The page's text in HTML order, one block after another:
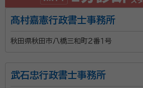
髙村嘉憲行政書士事務所
秋田県秋田市八橋三和町２番１号
武石忠行政書士事務所